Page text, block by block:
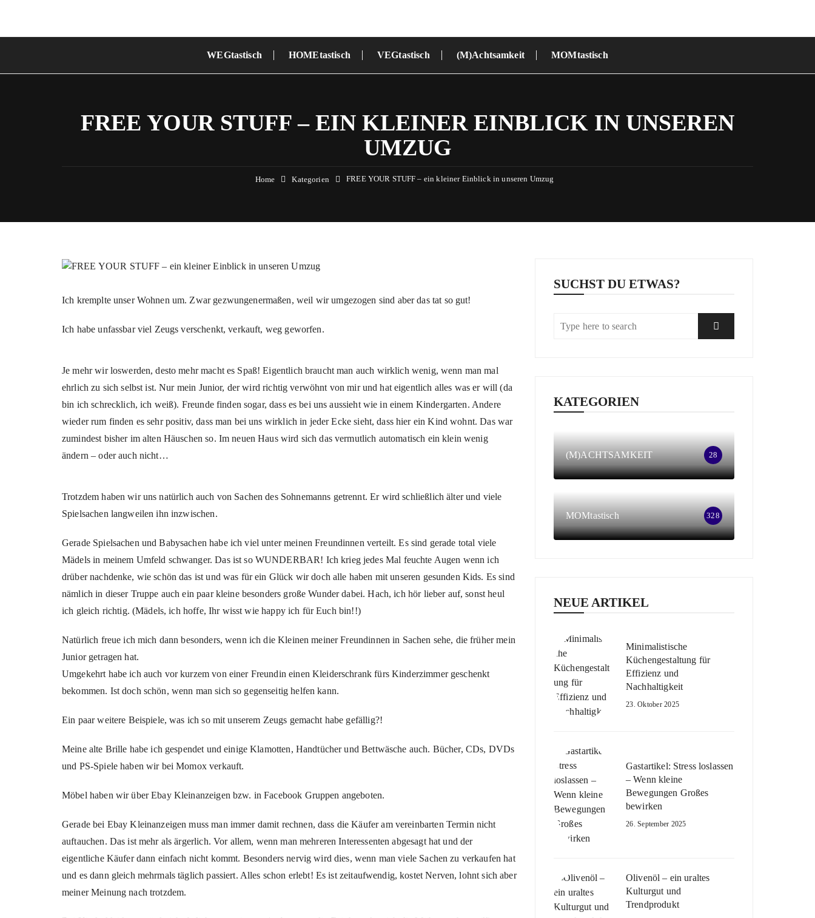
content
WEGtastisch
HOMEtastisch VEGtastisch (M)Achtsamkeit MOMtastisch
FREE YOUR STUFF – EIN KLEINER EINBLICK IN UNSEREN
UMZUG
Home Kategorien FREE YOUR STUFF – ein kleiner Einblick in unseren Umzug
Ich kremplte unser Wohnen um. Zwar gezwungenermaßen, weil wir umgezogen sind aber das tat so gut!
Ich habe unfassbar viel Zeugs verschenkt, verkauft, weg geworfen.
Je mehr wir loswerden, desto mehr macht es Spaß! Eigentlich braucht man auch wirklich wenig, wenn man mal
ehrlich zu sich selbst ist. Nur mein Junior, der wird richtig verwöhnt von mir und hat eigentlich alles was er will (da
bin ich schrecklich, ich weiß). Freunde finden sogar, dass es bei uns aussieht wie in einem Kindergarten. Andere
wieder rum finden es sehr positiv, dass man bei uns wirklich in jeder Ecke sieht, dass hier ein Kind wohnt. Das war
zumindest bisher im alten Häuschen so. Im neuen Haus wird sich das vermutlich automatisch ein klein wenig
ändern – oder auch nicht…
Trotzdem haben wir uns natürlich auch von Sachen des Sohnemanns getrennt. Er wird schließlich älter und viele
Spielsachen langweilen ihn inzwischen.
Gerade Spielsachen und Babysachen habe ich viel unter meinen Freundinnen verteilt. Es sind gerade total viele
Mädels in meinem Umfeld schwanger. Das ist so WUNDERBAR! Ich krieg jedes Mal feuchte Augen wenn ich
drüber nachdenke, wie schön das ist und was für ein Glück wir doch alle haben mit unseren gesunden Kids. Es sind
nämlich in dieser Truppe auch ein paar kleine besonders große Wunder dabei. Hach, ich hör lieber auf, sonst heul
ich gleich richtig. (Mädels, ich hoffe, Ihr wisst wie happy ich für Euch bin!!)
Natürlich freue ich mich dann besonders, wenn ich die Kleinen meiner Freundinnen in Sachen sehe, die früher mein
Junior getragen hat.
Umgekehrt habe ich auch vor kurzem von einer Freundin einen Kleiderschrank fürs Kinderzimmer geschenkt
bekommen. Ist doch schön, wenn man sich so gegenseitig helfen kann.
Ein paar weitere Beispiele, was ich so mit unserem Zeugs gemacht habe gefällig?!
Meine alte Brille habe ich gespendet und einige Klamotten, Handtücher und Bettwäsche auch. Bücher, CDs, DVDs
und PS-Spiele haben wir bei Momox verkauft.
Möbel haben wir über Ebay Kleinanzeigen bzw. in Facebook Gruppen angeboten.
Gerade bei Ebay Kleinanzeigen muss man immer damit rechnen, dass die Käufer am vereinbarten Termin nicht
auftauchen. Das ist mehr als ärgerlich. Vor allem, wenn man mehreren Interessenten abgesagt hat und der
eigentliche Käufer dann einfach nicht kommt. Besonders nervig wird dies, wenn man viele Sachen zu verkaufen hat
und es dann gleich mehrmals täglich passiert. Alles schon erlebt! Es ist zeitaufwendig, kostet Nerven, lohnt sich aber
meiner Meinung nach trotzdem.
SUCHST DU ETWAS?
KATEGORIEN
(M)ACHTSAMKEIT 28
MOMtastisch 328
NEUE ARTIKEL
Minimalistische
Küchengestaltung für
Effizienz und
Nachhaltigkeit
23. Oktober 2025
Gastartikel: Stress loslassen
– Wenn kleine
Bewegungen Großes
bewirken
26. September 2025
Olivenöl – ein uraltes
Kulturgut und
Trendprodukt